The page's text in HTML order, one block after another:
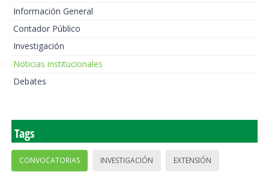
Información General
Contador Público
Investigación
Noticias institucionales
Debates
Tags
CONVOCATORIAS INVESTIGACIÓN EXTENSIÓN